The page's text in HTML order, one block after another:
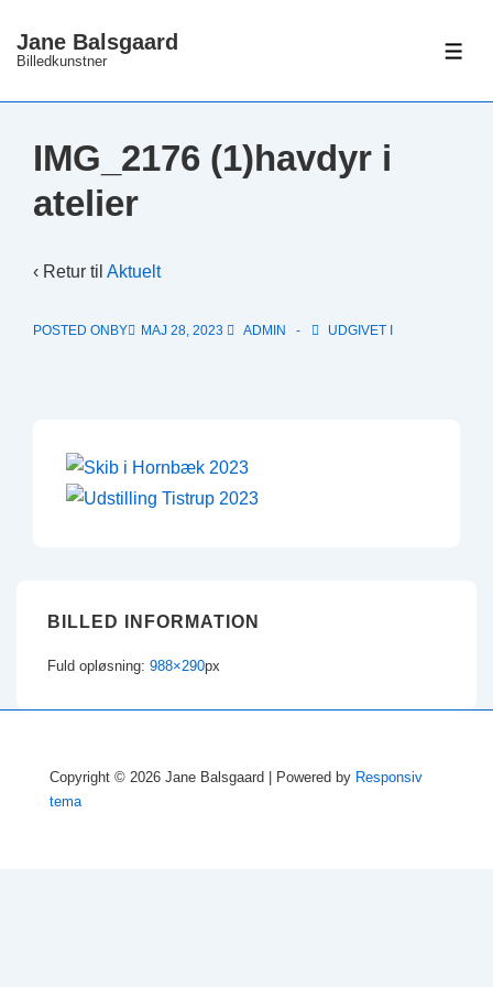
Hop
hovedindhold
Jane Balsgaard
Billedkunstner
IMG_2176 (1)havdyr i
atelier
‹ Retur til Aktuelt
POSTED ONBY MAJ 28, 2023 ADMIN UDGIVET I
BILLED INFORMATION
Fuld opløsning: 988×290px
Copyright © 2026 Jane Balsgaard | Powered by Responsiv
tema